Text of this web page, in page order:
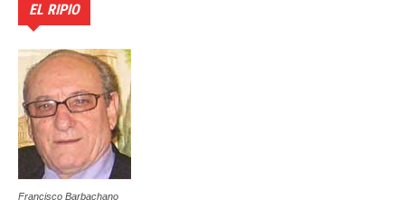
EL RIPIO
Francisco Barbachano